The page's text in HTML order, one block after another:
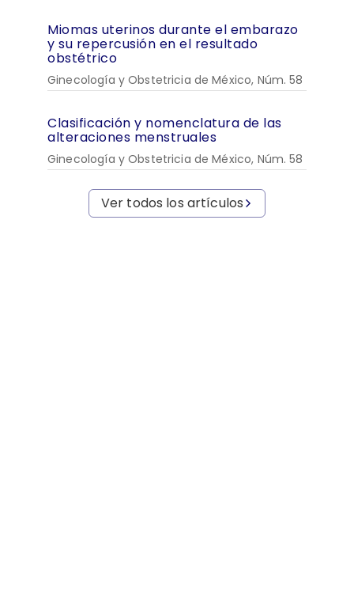
Miomas uterinos durante el embarazo
y su repercusión en el resultado
obstétrico
Ginecología y Obstetricia de México, Núm. 58
Clasificación y nomenclatura de las
alteraciones menstruales
Ginecología y Obstetricia de México, Núm. 58
Ver todos los artículos